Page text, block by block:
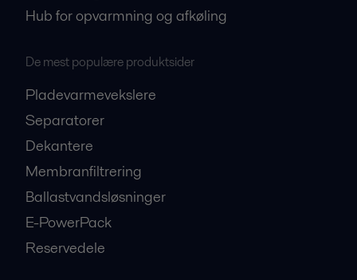
Hub for opvarmning og afkøling
De mest populære produktsider
Pladevarmevekslere
Separatorer
Dekantere
Membranfiltrering
Ballastvandsløsninger
E-PowerPack
Reservedele